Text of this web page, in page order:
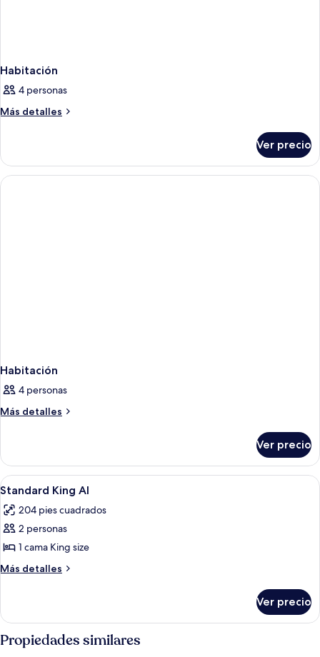
Habitación
4 personas
Más detalles
Más
Ver precio
Habitación
4 personas
Más detalles
Más
Ver precio
Abrir
todas
las
fotos
de
Standard
Cortinas blackout, tabla de planchar
2
Standard King AI
204 pies cuadrados
2 personas
1 cama King size
Más detalles
Más
King
AI
Ver precio
Propiedades similares